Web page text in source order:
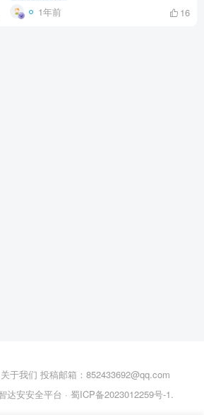
1年前 16
关于我们 投稿邮箱：852433692@qq.com
达安安全平台 · 蜀ICP备2023012259号-1.